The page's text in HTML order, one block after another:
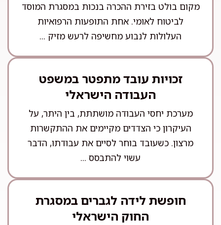
מקום בולט בזירת ההכרה בנכות במסגרת המוסד
לביטוח לאומי. אחת התופעות הרפואיות
העלולות לנבוע מחשיפה לרעש מזיק ...
זכויות עובד מתפטר במשפט
העבודה הישראלי
מערכת יחסי העבודה מושתתת, בין היתר, על
העיקרון כי הצדדים מקיימים את ההתקשרות
מרצון. כשעובד בוחר לסיים את עבודתו, הדבר
עשוי להתבסס ...
חופשת לידה לגברים במסגרת
החוק הישראלי